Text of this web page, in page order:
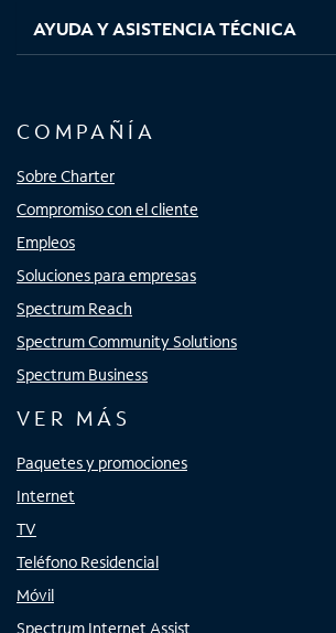
AYUDA Y ASISTENCIA TÉCNICA
COMPAÑÍA
Sobre Charter
Compromiso con el cliente
Empleos
Soluciones para empresas
Spectrum Reach
Spectrum Community Solutions
Spectrum Business
VER MÁS
Paquetes y promociones
Internet
TV
Teléfono Residencial
Móvil
Spectrum Internet Assist